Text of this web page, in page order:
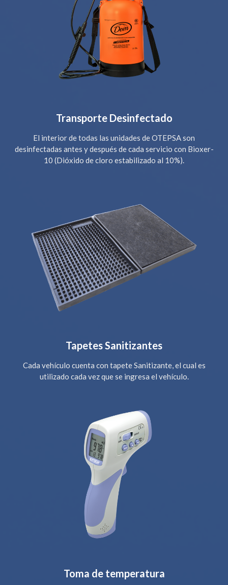
Transporte Desinfectado
El interior de todas las unidades de OTEPSA son
desinfectadas antes y después de cada servicio con Bioxer-
10 (Dióxido de cloro estabilizado al 10%).
Tapetes Sanitizantes
Cada vehículo cuenta con tapete Sanitizante, el cual es
utilizado cada vez que se ingresa el vehículo.
Toma de temperatura